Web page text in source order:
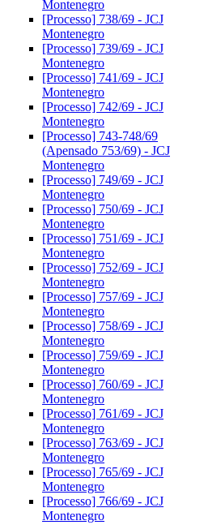
Montenegro
[Processo] 738/69 - JCJ
Montenegro
[Processo] 739/69 - JCJ
Montenegro
[Processo] 741/69 - JCJ
Montenegro
[Processo] 742/69 - JCJ
Montenegro
[Processo] 743-748/69
(Apensado 753/69) - JCJ
Montenegro
[Processo] 749/69 - JCJ
Montenegro
[Processo] 750/69 - JCJ
Montenegro
[Processo] 751/69 - JCJ
Montenegro
[Processo] 752/69 - JCJ
Montenegro
[Processo] 757/69 - JCJ
Montenegro
[Processo] 758/69 - JCJ
Montenegro
[Processo] 759/69 - JCJ
Montenegro
[Processo] 760/69 - JCJ
Montenegro
[Processo] 761/69 - JCJ
Montenegro
[Processo] 763/69 - JCJ
Montenegro
[Processo] 765/69 - JCJ
Montenegro
[Processo] 766/69 - JCJ
Montenegro